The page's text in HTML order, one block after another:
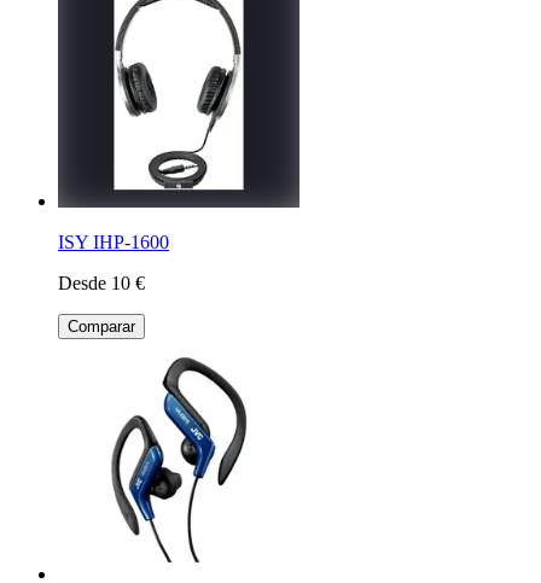
ISY IHP-1600
Desde 10 €
Comparar